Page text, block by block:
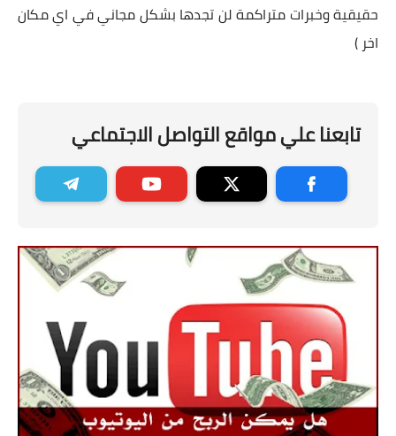
حقيقية وخبرات متراكمة لن تجدها بشكل مجاني في اي مكان
اخر )
تابعنا علي مواقع التواصل الاجتماعي